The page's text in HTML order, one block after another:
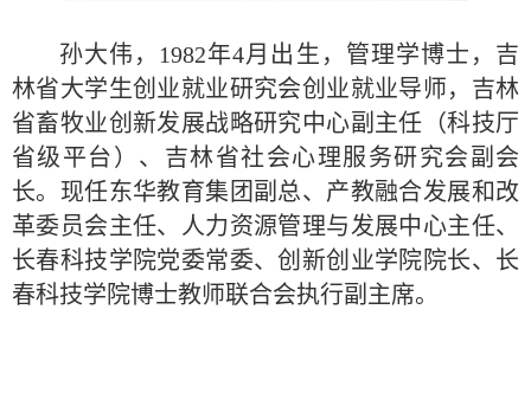
孙大伟，1982年4月出生，管理学博士，吉
林省大学生创业就业研究会创业就业导师，吉林
省畜牧业创新发展战略研究中心副主任（科技厅
省级平台）、吉林省社会心理服务研究会副会
长。现任东华教育集团副总、产教融合发展和改
革委员会主任、人力资源管理与发展中心主任、
长春科技学院党委常委、创新创业学院院长、长
春科技学院博士教师联合会执行副主席。